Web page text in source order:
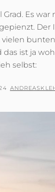
Grad. Es war
Der
vielen
ist ja
selbst:
BY